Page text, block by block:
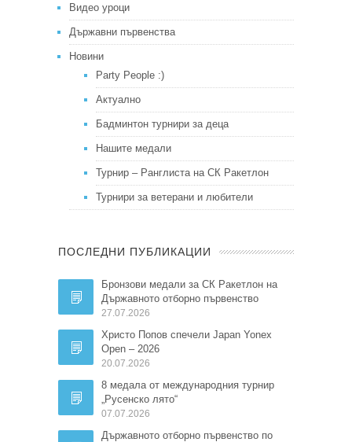
Видео уроци
Държавни първенства
Новини
Party People :)
Актуално
Бадминтон турнири за деца
Нашите медали
Турнир – Ранглиста на СК Ракетлон
Турнири за ветерани и любители
ПОСЛЕДНИ ПУБЛИКАЦИИ
Бронзови медали за СК Ракетлон на
Държавното отборно първенство
27.07.2026
Христо Попов спечели Japan Yonex
Open – 2026
20.07.2026
8 медала от международния турнир
„Русенско лято“
07.07.2026
Държавното отборно първенство по